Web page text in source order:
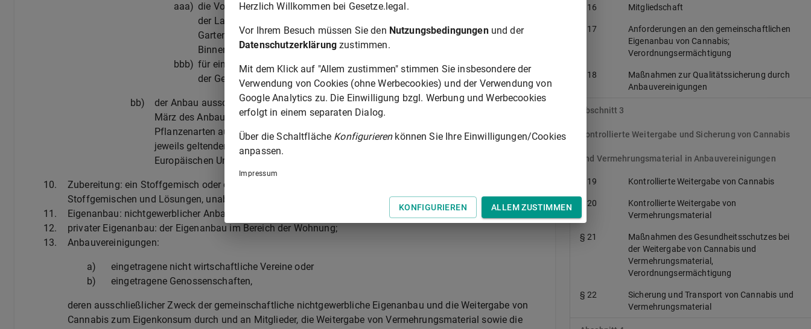
aaa) die Voraussetzungen des § 1 Absatz 4 des Gesetzes über die Alterssicherung
der Landwirte erfüllen, mit Ausnahme von Unternehmen der Forstwirtschaft, des
Garten- und Weinbaus, der Fischzucht, der Teichwirtschaft, der Imkerei, der
Binnenfischerei und der Wanderschäferei, oder
bbb) für eine Direktzahlung nach den Vorschriften über Direktzahlungen im Rahmen
der Gemeinsamen Agrarpolitik der Europäischen Union in Betracht kommen, und
bb)
der Anbau ausschließlich aus zertifiziertem Saatgut von Hanfsorten erfolgt, die am 15.
März des Anbaujahres im gemeinsamen Sortenkatalog für landwirtschaftliche
Pflanzenarten aufgeführt sind und die nach Artikel 17 der Richtlinie 2002/53/EG in der
jeweils geltenden Fassung durch die Europäische Kommission im Amtsblatt der
Europäischen Union Reihe C veröffentlicht sind;
10.
Zubereitung: ein Stoffgemisch oder die Lösung eines oder mehrerer Stoffe außer den natürlich vorkommenden
Stoffgemischen und Lösungen, unabhängig von dem Aggregatzustand des Stoffgemischs oder der Lösung;
11.
Eigenanbau: nichtgewerblicher Anbau zum Zweck des Eigenkonsums;
12.
privater Eigenanbau: der Eigenanbau im Bereich der Wohnung;
13.
Anbauvereinigungen:
a)
eingetragene nicht wirtschaftliche Vereine oder
b)
eingetragene Genossenschaften,
deren ausschließlicher Zweck der gemeinschaftliche nichtgewerbliche Eigenanbau und die Weitergabe von
Cannabis zum Eigenkonsum durch und an Mitglieder, die Weitergabe von Vermehrungsmaterial sowie die
§ 16 Mitgliedschaft
§ 17
Anforderungen an den gemeinschaftlichen
Eigenanbau von Cannabis;
Verordnungsermächtigung
§ 18
Maßnahmen zur Qualitätssicherung durch
Anbauvereinigungen
Abschnitt 3
Kontrollierte Weitergabe und Sicherung von Cannabis
und Vermehrungsmaterial in Anbauvereinigungen
§ 19 Kontrollierte Weitergabe von Cannabis
§ 20
Kontrollierte Weitergabe von
Vermehrungsmaterial
§ 21
Maßnahmen des Gesundheitsschutzes bei
der Weitergabe von Cannabis und
Vermehrungsmaterial,
Verordnungsermächtigung
§ 22
Sicherung und Transport von Cannabis und
Vermehrungsmaterial
Herzlich Willkommen bei Gesetze.legal.
Vor Ihrem Besuch müssen Sie den Nutzungsbedingungenund der
Datenschutzerklärung zustimmen.
Mit dem Klick auf "Allem zustimmen" stimmen Sie insbesondere der
Verwendung von Cookies (ohne Werbecookies) und der Verwendung von
Google Analytics zu. Die Einwilligung bzgl. Werbung und Werbecookies
erfolgt in einem separaten Dialog.
Über die Schaltfläche Konfigurierenkönnen Sie Ihre Einwilligungen/Cookies
anpassen.
Impressum
KONFIGURIEREN ALLEM ZUSTIMMEN